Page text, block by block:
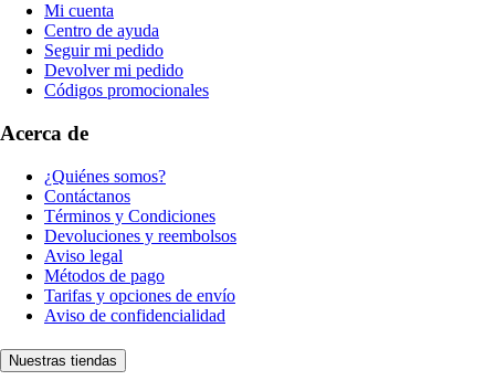
Mi cuenta
Centro de ayuda
Seguir mi pedido
Devolver mi pedido
Códigos promocionales
Acerca de
¿Quiénes somos?
Contáctanos
Términos y Condiciones
Devoluciones y reembolsos
Aviso legal
Métodos de pago
Tarifas y opciones de envío
Aviso de confidencialidad
Nuestras tiendas